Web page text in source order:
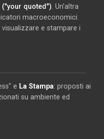
("your quoted") . Un'altra
macroeconomici:
e stampare i
e La Stampa: proposti ai
su ambiente ed